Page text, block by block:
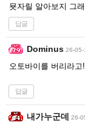
묫자릴 알아보지 그래
답글
Dominus 26-
오토바이를 버리라고!
답글
내가누군데 26-